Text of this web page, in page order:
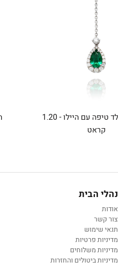
תליון אמרלד טיפה עם היילו - 1.20
קראט
נהלי הבית
אודות
צור קשר
תנאי שימוש
מדיניות פרטיות
מדיניות משלוחים
מדיניות ביטולים והחזרות